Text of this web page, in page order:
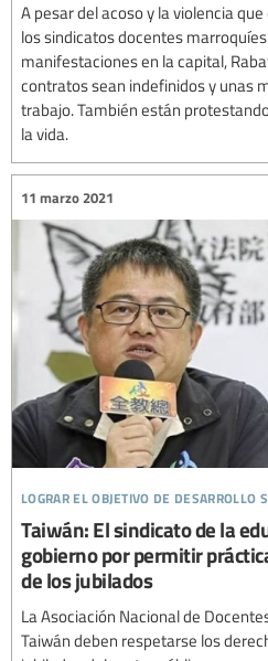
A pesar del acoso y la violencia
los sindicatos docentes
manifestaciones en la capital,
contratos sean indefinidos y unas
trabajo. También están
la vida.
lograr el objetivo de desarrollo
11 marzo 2021
Taiwán: El sindicato de la
gobierno por permitir
de los jubilados
La Asociación Nacional de
Taiwán deben respetarse los